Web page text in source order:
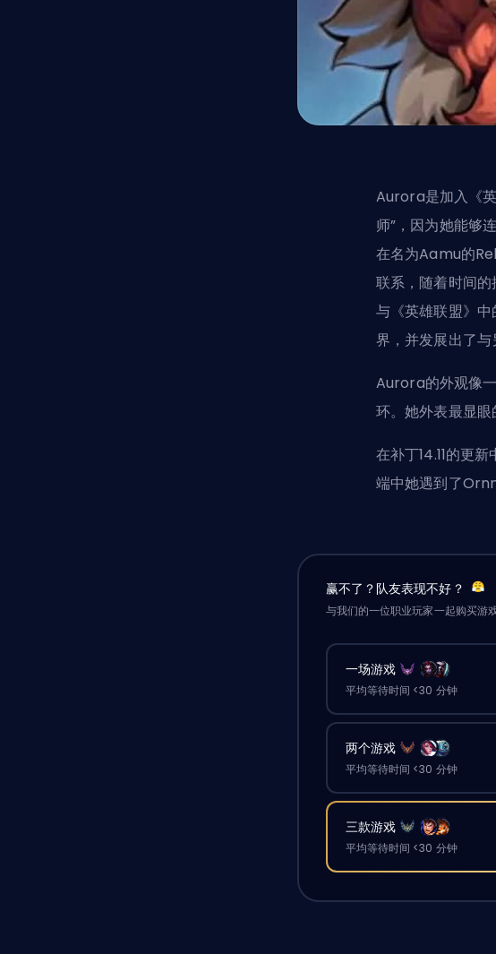
Aurora是加入《
师”，因为她能够
在名为Aamu的
联系，随着时间的
与《英雄联盟》
界，并发展出了与
Aurora的外观像
环。她外表最显眼
在补丁14.11的更
端中她遇到了
赢不了？队友表现不好？
与我们的一位职业玩家一起购买游戏
一场游戏
平均等待时间 <30 分钟
两个游戏
平均等待时间 <30 分钟
三款游戏
平均等待时间 <30 分钟